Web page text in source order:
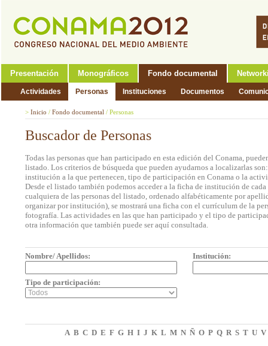
Presentación Monográficos Fondo documental
Actividades Personas Instituciones Documentos
> Inicio / Fondo documental / Personas
Buscador de Personas
Todas las personas que han participado en esta edición del Conama,
listado. Los criterios de búsqueda que pueden ayudarnos a localizarlas
institución a la que pertenecen, tipo de participación en Conama o la
Desde el listado también podemos acceder a la ficha de institución de
cualquiera de las personas del listado, ordenado alfabéticamente por
organizar por institución), se mostrará una ficha con el currículum de la
fotografía. Las actividades en las que han participado y el tipo de
otra información que también puede ser aquí consultada.
Nombre/ Apellidos: Institución:
Tipo de participación:
A B C D E F G H I J K L M N Ñ O P Q R S T U V